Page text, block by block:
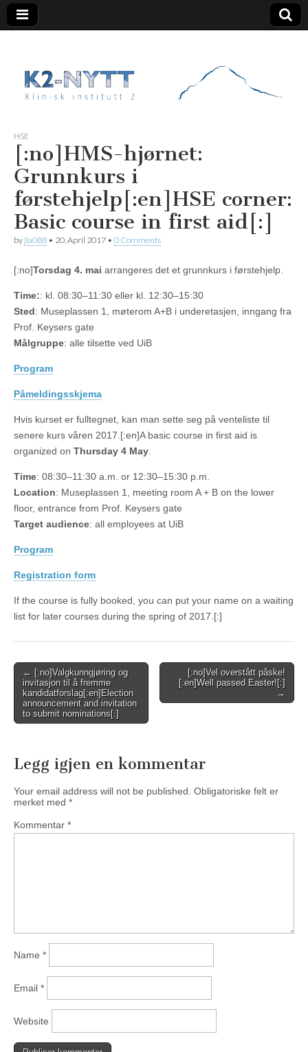
K2 Nytt
HSE
[:no]HMS-hjørnet:
Grunnkurs i
førstehjelp[:en]HSE corner:
Basic course in first aid[:]
by jla088 • 20. April 2017 • 0 Comments
[:no]Torsdag 4. mai arrangeres det et grunnkurs i førstehjelp.
Time:: kl. 08:30–11:30 eller kl. 12:30–15:30
Sted: Museplassen 1, møterom A+B i underetasjen, inngang fra
Prof. Keysers gate
Målgruppe: alle tilsette ved UiB
Program
Påmeldingsskjema
Hvis kurset er fulltegnet, kan man sette seg på venteliste til
senere kurs våren 2017.[:en]A basic course in first aid is
organized on Thursday 4 May.
Time: 08:30–11:30 a.m. or 12:30–15:30 p.m.
Location: Museplassen 1, meeting room A + B on the lower
floor, entrance from Prof. Keysers gate
Target audience: all employees at UiB
Program
Registration form
If the course is fully booked, you can put your name on a waiting
list for later courses during the spring of 2017.[:]
Post
navigation
← [:no]Valgkunngjøring og
invitasjon til å fremme
kandidatforslag[:en]Election
announcement and invitation
to submit nominations[:]
[:no]Vel overstått påske!
[:en]Well passed Easter![:]
→
Legg igjen en kommentar
Your email address will not be published. Obligatoriske felt er
merket med *
Kommentar *
Name *
Email *
Website